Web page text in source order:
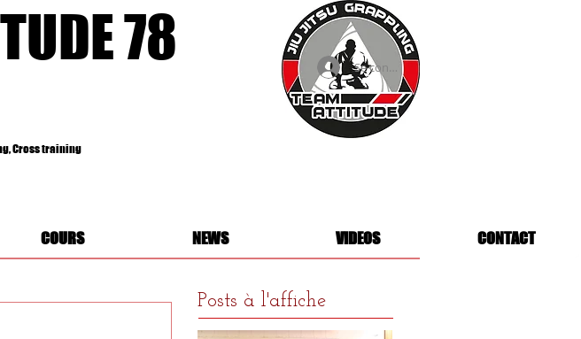
78
Cross training
Se connecter
COURS NEWS VIDEOS CONTACT
Posts à l'affiche